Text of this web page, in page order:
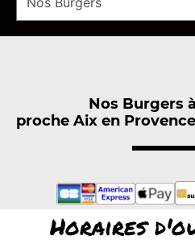
Nos Burgers
proche Aix en
Horaires